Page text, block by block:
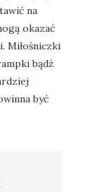
na
okazać
Miłośniczki
bądź
być